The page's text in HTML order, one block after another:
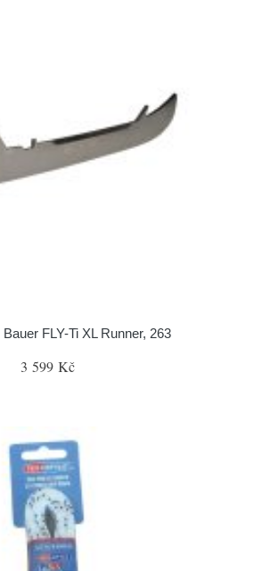
FLY-Ti XL Runner, 263
3 599 Kč